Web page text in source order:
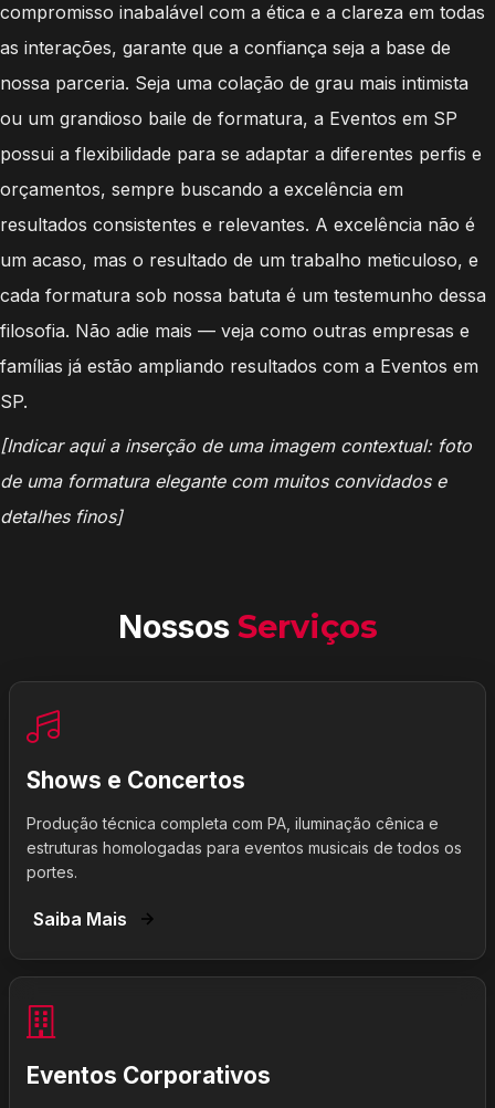
compromisso inabalável com a ética e a clareza em todas
as interações, garante que a confiança seja a base de
nossa parceria. Seja uma colação de grau mais intimista
ou um grandioso baile de formatura, a Eventos em SP
possui a flexibilidade para se adaptar a diferentes perfis e
orçamentos, sempre buscando a excelência em
resultados consistentes e relevantes. A excelência não é
um acaso, mas o resultado de um trabalho meticuloso, e
cada formatura sob nossa batuta é um testemunho dessa
filosofia. Não adie mais — veja como outras empresas e
famílias já estão ampliando resultados com a Eventos em
SP.
[Indicar aqui a inserção de uma imagem contextual: foto
de uma formatura elegante com muitos convidados e
detalhes finos]
Nossos Serviços
Shows e Concertos
Produção técnica completa com PA, iluminação cênica e
estruturas homologadas para eventos musicais de todos os
portes.
Saiba Mais
Eventos Corporativos